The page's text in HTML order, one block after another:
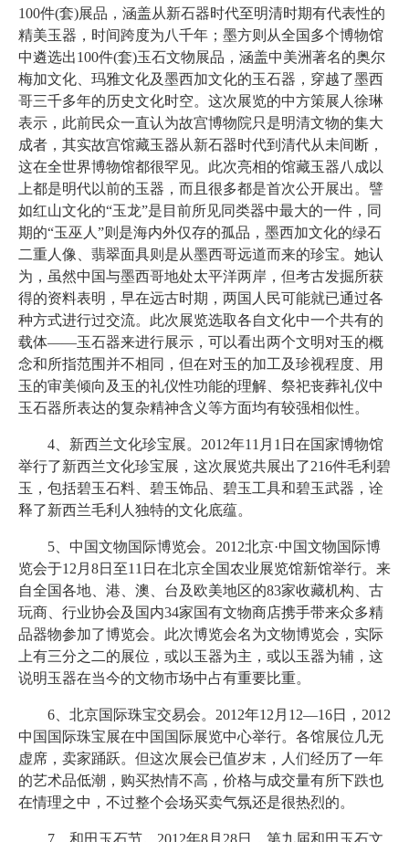
100件(套)展品，涵盖从新石器时代至明清时期有代表性的
精美玉器，时间跨度为八千年；墨方则从全国多个博物馆
中遴选出100件(套)玉石文物展品，涵盖中美洲著名的奥尔
梅加文化、玛雅文化及墨西加文化的玉石器，穿越了墨西
哥三千多年的历史文化时空。这次展览的中方策展人徐琳
表示，此前民众一直认为故宫博物院只是明清文物的集大
成者，其实故宫馆藏玉器从新石器时代到清代从未间断，
这在全世界博物馆都很罕见。此次亮相的馆藏玉器八成以
上都是明代以前的玉器，而且很多都是首次公开展出。譬
如红山文化的“玉龙”是目前所见同类器中最大的一件，同
期的“玉巫人”则是海内外仅存的孤品，墨西加文化的绿石
二重人像、翡翠面具则是从墨西哥远道而来的珍宝。她认
为，虽然中国与墨西哥地处太平洋两岸，但考古发掘所获
得的资料表明，早在远古时期，两国人民可能就已通过各
种方式进行过交流。此次展览选取各自文化中一个共有的
载体——玉石器来进行展示，可以看出两个文明对玉的概
念和所指范围并不相同，但在对玉的加工及珍视程度、用
玉的审美倾向及玉的礼仪性功能的理解、祭祀丧葬礼仪中
玉石器所表达的复杂精神含义等方面均有较强相似性。
4、新西兰文化珍宝展。2012年11月1日在国家博物馆
举行了新西兰文化珍宝展，这次展览共展出了216件毛利碧
玉，包括碧玉石料、碧玉饰品、碧玉工具和碧玉武器，诠
释了新西兰毛利人独特的文化底蕴。
5、中国文物国际博览会。2012北京·中国文物国际博
览会于12月8日至11日在北京全国农业展览馆新馆举行。来
自全国各地、港、澳、台及欧美地区的83家收藏机构、古
玩商、行业协会及国内34家国有文物商店携手带来众多精
品器物参加了博览会。此次博览会名为文物博览会，实际
上有三分之二的展位，或以玉器为主，或以玉器为辅，这
说明玉器在当今的文物市场中占有重要比重。
6、北京国际珠宝交易会。2012年12月12—16日，2012
中国国际珠宝展在中国国际展览中心举行。各馆展位几无
虚席，卖家踊跃。但这次展会已值岁末，人们经历了一年
的艺术品低潮，购买热情不高，价格与成交量有所下跌也
在情理之中，不过整个会场买卖气氛还是很热烈的。
7、和田玉石节。2012年8月28日，第九届和田玉石文